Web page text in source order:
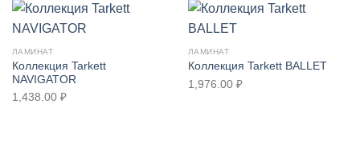
ЛАМИНАТ
Коллекция Tarkett
NAVIGATOR
1,438.00 ₽
ЛАМИНАТ
Коллекция Tarkett BALLET
1,976.00 ₽